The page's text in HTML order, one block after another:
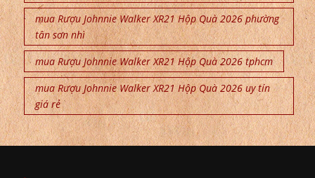
mua Rượu Johnnie Walker XR21 Hộp Quà 2026 phường
tân sơn nhì
mua Rượu Johnnie Walker XR21 Hộp Quà 2026 tphcm
mua Rượu Johnnie Walker XR21 Hộp Quà 2026 uy tín
giá rẻ